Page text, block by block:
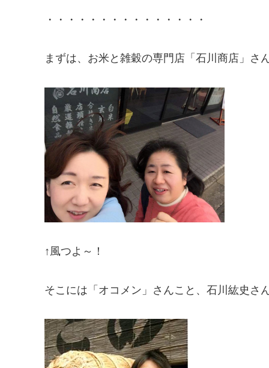
・・・・・・・・・・・・・・・
まずは、お米と雑穀の専門店「石川商店」さ
↑風つよ～！
そこには「オコメン」さんこと、石川紘史さ